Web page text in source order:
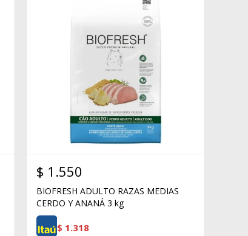
$ 1.550
BIOFRESH ADULTO RAZAS MEDIAS
CERDO Y ANANÁ 3 kg
$ 1.318